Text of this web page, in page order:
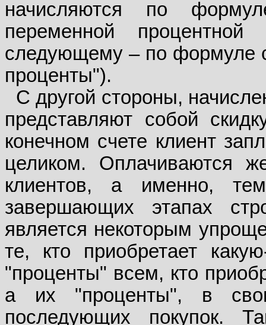
начисляются по
переменной
следующему – по формуле
проценты").
С другой стороны,
представляют собой
конечном счете клиент
целиком. Оплачиваются
клиентов, а именно,
завершающих этапах
является некоторым
те, кто приобретает
"проценты" всем, кто
а их "проценты", в
последующих покупок.